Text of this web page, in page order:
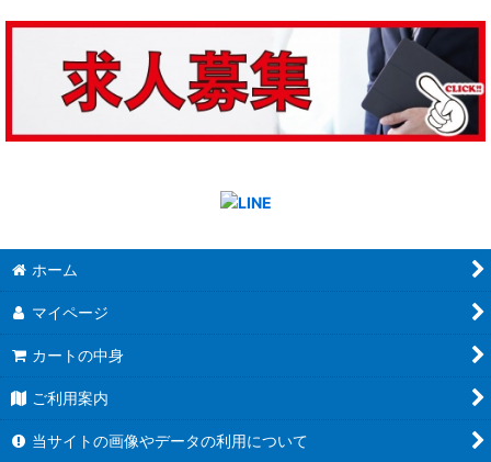
ホーム
マイページ
カートの中身
ご利用案内
当サイトの画像やデータの利用について